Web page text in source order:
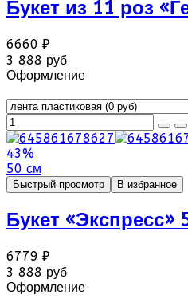
Букет из 11 роз
6660 ₽
3 888 руб
Оформление
43%
50 см
Быстрый просмотр В избранное
Букет «Экспресс»
6779 ₽
3 888 руб
Оформление